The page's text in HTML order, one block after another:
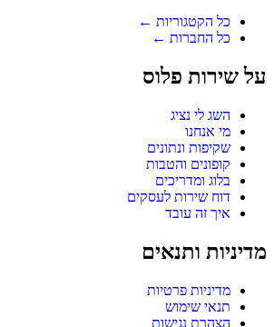
כל הקטגוריות ←
כל החברות ←
על שירות פלוס
השג לי נציג
מי אנחנו
שקיפות ונתונים
קופונים והטבות
בלוג ומדריכים
דוח שירות לעסקים
איך זה עובד
מדיניות ותנאים
מדיניות פרטיות
תנאי שימוש
הצהרת נגישות